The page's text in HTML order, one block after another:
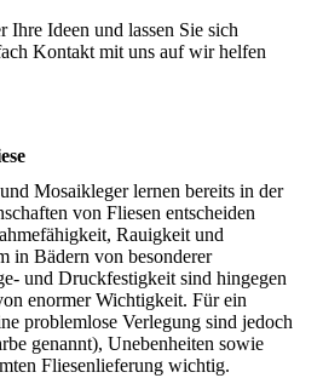
Ihre Ideen und lassen Sie sich
Kontakt mit uns auf wir helfen
Mosaikleger lernen bereits in der
von Fliesen entscheiden
Rauigkeit und
in Bädern von besonderer
und Druckfestigkeit sind hingegen
enormer Wichtigkeit. Für ein
problemlose Verlegung sind jedoch
genannt), Unebenheiten sowie
Fliesenlieferung wichtig.